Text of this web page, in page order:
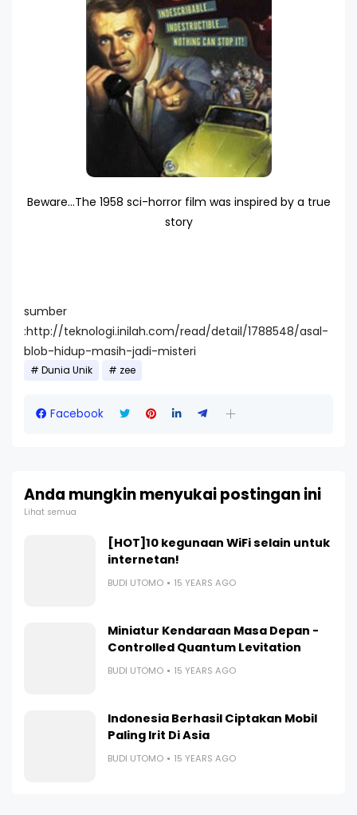
Beware...The 1958 sci-horror film was inspired by a true
story
sumber
:http://teknologi.inilah.com/read/detail/1788548/asal-
blob-hidup-masih-jadi-misteri
Dunia Unik zee
Facebook
Anda mungkin menyukai postingan ini
Lihat semua
[HOT]10 kegunaan WiFi selain untuk
internetan!
BUDI UTOMO 15 YEARS AGO
Miniatur Kendaraan Masa Depan -
Controlled Quantum Levitation
BUDI UTOMO 15 YEARS AGO
Indonesia Berhasil Ciptakan Mobil
Paling Irit Di Asia
BUDI UTOMO 15 YEARS AGO